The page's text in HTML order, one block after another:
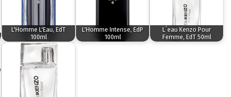
L'Homme L'Eau, EdT
100ml
L'Homme Intense, EdP
100ml
L´eau Kenzo Pour
Femme, EdT 50ml